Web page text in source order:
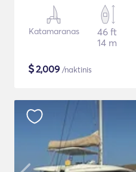
Katamaranas
46 ft
14 m
$2,009 /naktinis